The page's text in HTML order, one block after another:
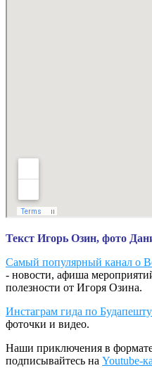
Текст Игорь Озин, фото
Самый популярный канал о
- новости, афиша
полезности от Игоря Озина.
Инстаграм гида по
фоточки и видео.
Наши приключения в формате
подписывайтесь на Youtube-